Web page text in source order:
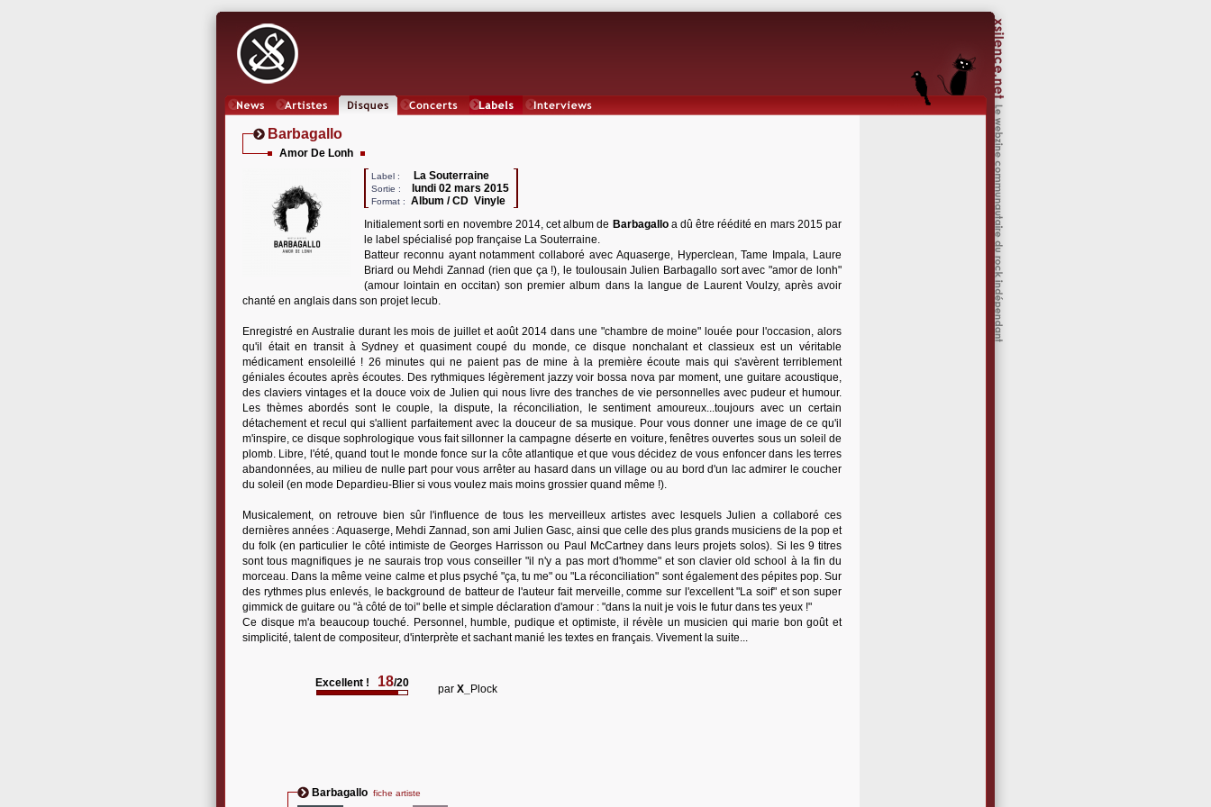
Barbagallo
Amor De Lonh
Label : La Souterraine
Sortie : lundi 02 mars 2015
Format :
Album / CD Vinyle
Initialement sorti en novembre 2014, cet album de Barbagalloa dû être réédité en mars 2015 par
le label spécialisé pop française La Souterraine.
Batteur reconnu ayant notamment collaboré avec Aquaserge, Hyperclean, Tame Impala, Laure
Briard ou Mehdi Zannad (rien que ça !), le toulousain Julien Barbagallo sort avec "amor de lonh"
(amour lointain en occitan) son premier album dans la langue de Laurent Voulzy, après avoir
chanté en anglais dans son projet lecub.
Enregistré en Australie durant les mois de juillet et août 2014 dans une "chambre de moine" louée pour l'occasion, alors
qu'il était en transit à Sydney et quasiment coupé du monde, ce disque nonchalant et classieux est un véritable
médicament ensoleillé ! 26 minutes qui ne paient pas de mine à la première écoute mais qui s'avèrent terriblement
géniales écoutes après écoutes. Des rythmiques légèrement jazzy voir bossa nova par moment, une guitare acoustique,
des claviers vintages et la douce voix de Julien qui nous livre des tranches de vie personnelles avec pudeur et humour.
Les thèmes abordés sont le couple, la dispute, la réconciliation, le sentiment amoureux...toujours avec un certain
détachement et recul qui s'allient parfaitement avec la douceur de sa musique. Pour vous donner une image de ce qu'il
m'inspire, ce disque sophrologique vous fait sillonner la campagne déserte en voiture, fenêtres ouvertes sous un soleil de
plomb. Libre, l'été, quand tout le monde fonce sur la côte atlantique et que vous décidez de vous enfoncer dans les terres
abandonnées, au milieu de nulle part pour vous arrêter au hasard dans un village ou au bord d'un lac admirer le coucher
du soleil (en mode Depardieu-Blier si vous voulez mais moins grossier quand même !).
Musicalement, on retrouve bien sûr l'influence de tous les merveilleux artistes avec lesquels Julien a collaboré ces
dernières années : Aquaserge, Mehdi Zannad, son ami Julien Gasc, ainsi que celle des plus grands musiciens de la pop et
du folk (en particulier le côté intimiste de Georges Harrisson ou Paul McCartney dans leurs projets solos). Si les 9 titres
sont tous magnifiques je ne saurais trop vous conseiller "il n'y a pas mort d'homme" et son clavier old school à la fin du
morceau. Dans la même veine calme et plus psyché "ça, tu me" ou "La réconciliation" sont également des pépites pop. Sur
des rythmes plus enlevés, le background de batteur de l'auteur fait merveille, comme sur l'excellent "La soif" et son super
gimmick de guitare ou "à côté de toi" belle et simple déclaration d'amour : "dans la nuit je vois le futur dans tes yeux !"
Ce disque m'a beaucoup touché. Personnel, humble, pudique et optimiste, il révèle un musicien qui marie bon goût et
simplicité, talent de compositeur, d'interprète et sachant manié les textes en français. Vivement la suite...
Excellent ! 18/20 par X_ Plock
Barbagallo fiche artiste